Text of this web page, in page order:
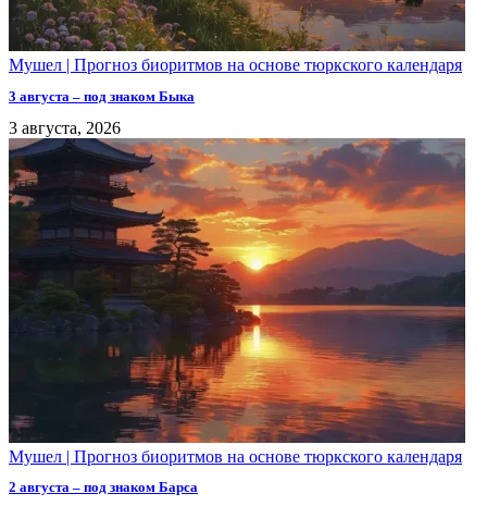
Мушел | Прогноз биоритмов на основе тюркского календаря
3 августа – под знаком Быка
3 августа, 2026
Мушел | Прогноз биоритмов на основе тюркского календаря
2 августа – под знаком Барса